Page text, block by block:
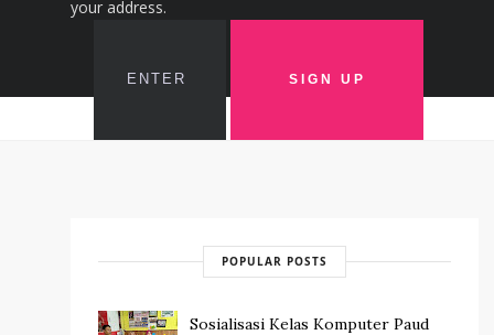
your address.
POPULAR POSTS
Sosialisasi Kelas Komputer Paud